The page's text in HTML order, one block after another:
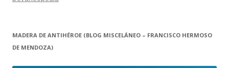
MADERA DE ANTIHÉROE (BLOG MISCELÁNEO – FRANCISCO HERMOSO
DE MENDOZA)